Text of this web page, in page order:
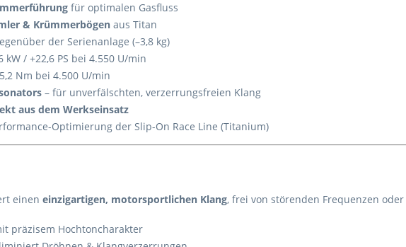
für optimalen Gasfluss
& Krümmerbögen aus Titan
der Serienanlage (–3,8 kg)
kW / +22,6 PS bei 4.550 U/min
Nm bei 4.500 U/min
– für unverfälschten, verzerrungsfreien Klang
aus dem Werkseinsatz
Optimierung der Slip-On Race Line (Titanium)
einen einzigartigen, motorsportlichen Klang, frei von störenden Frequenzen oder
präzisem Hochtoncharakter